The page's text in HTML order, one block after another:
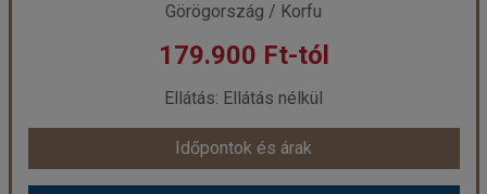
már 175.749 Ft-tól
Időpontok és árak
Bőröndbe
Görögország / Korfu
179.900 Ft-tól
Ellátás: Ellátás nélkül
Időpontok és árak